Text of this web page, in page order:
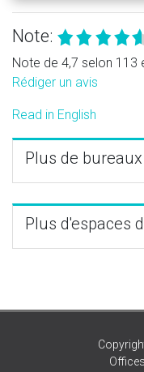
Note:
Note de 4,7 selon 113
Rédiger un avis
Read in English
Plus de
Plus d'espaces